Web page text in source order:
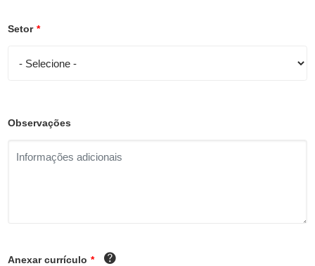
Setor *
Observações
Anexar currículo *